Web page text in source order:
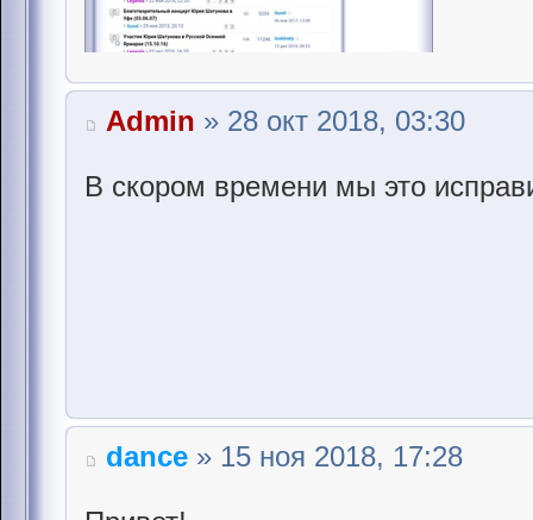
Admin » 28 окт 2018, 03:30
В скором времени мы это
dance » 15 ноя 2018, 17:28